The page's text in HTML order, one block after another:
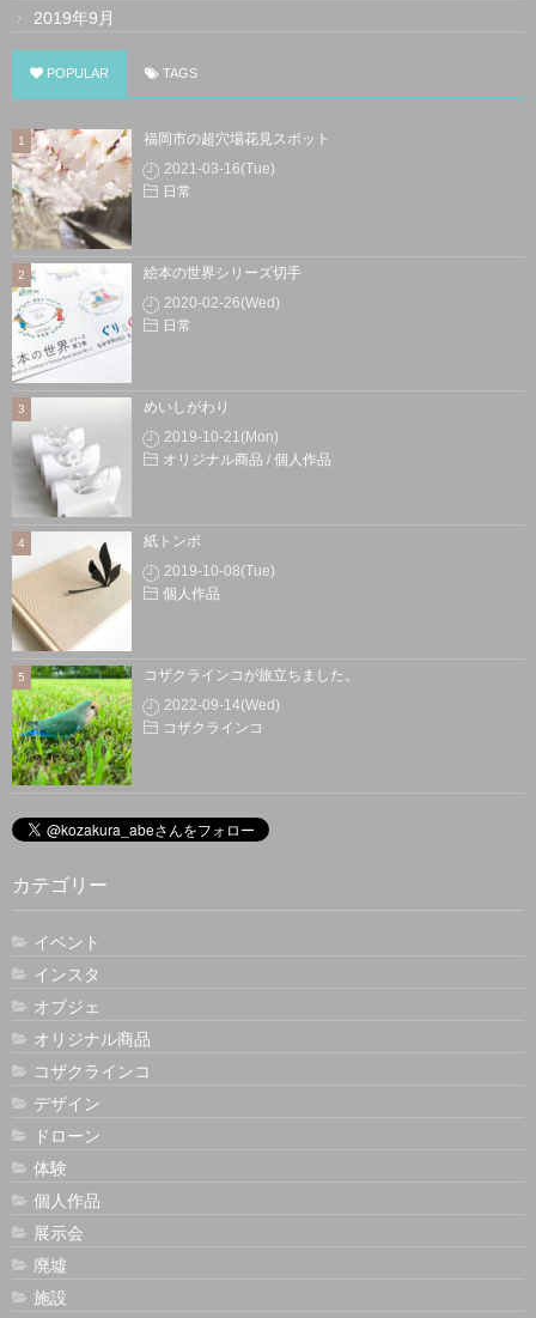
2019年9月
POPULAR TAGS
福岡市の超穴場花見スポット
2021-03-16(Tue)
日常
絵本の世界シリーズ切手
2020-02-26(Wed)
日常
めいしがわり
2019-10-21(Mon)
オリジナル商品 / 個人作品
紙トンボ
2019-10-08(Tue)
個人作品
コザクラインコが旅立ちました。
2022-09-14(Wed)
コザクラインコ
カテゴリー
イベント
インスタ
オブジェ
オリジナル商品
コザクラインコ
デザイン
ドローン
体験
個人作品
展示会
廃墟
施設